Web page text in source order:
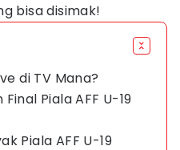
bisa disimak!
di TV Mana?
Piala AFF U-19
Piala AFF U-19